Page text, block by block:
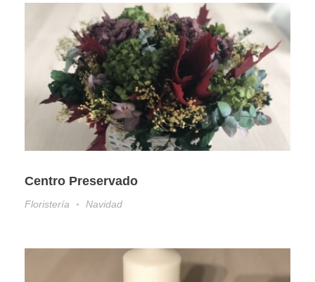
Centro Preservado
Floristería Navidad